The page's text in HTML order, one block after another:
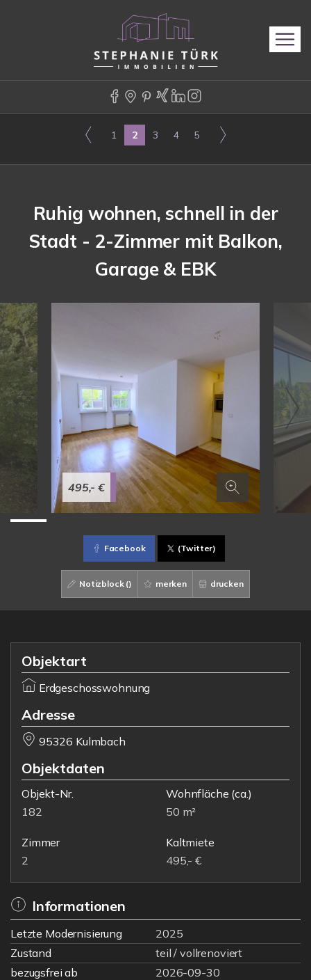
1 2 3 4 5
Ruhig wohnen, schnell in der
Stadt - 2-Zimmer mit Balkon,
Garage & EBK
495,- €
Facebook (Twitter)
Notizblock () merken drucken
Objektart
Erdgeschosswohnung
Adresse
95326 Kulmbach
Objektdaten
Objekt-Nr.
182
Wohnfläche (ca.)
50 m²
Zimmer
2
Kaltmiete
495,- €
Informationen
Letzte Modernisierung
2025
Zustand
teil / vollrenoviert
bezugsfrei ab
2026-09-30